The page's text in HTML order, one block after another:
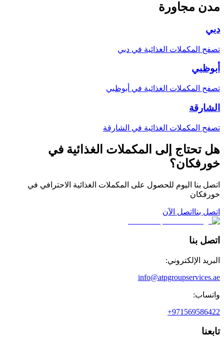
مدن مجاورة
دبي
تصفح المكملات الغذائية في دبي
أبوظبي
تصفح المكملات الغذائية في أبوظبي
الشارقة
تصفح المكملات الغذائية في الشارقة
هل تحتاج إلى المكملات الغذائية في
خورفكان؟
اتصل بنا اليوم للحصول على المكملات الغذائية الاحترافي في
خورفكان
اتصل بنا اتصل الآن
اتصل بنا
البريد الإلكتروني:
info@atpgroupservices.ae
واتساب:
+971569586422
تابعنا